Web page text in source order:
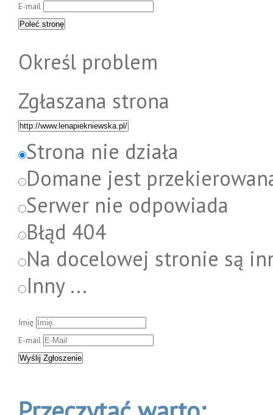
E-mail
Określ problem
Zgłaszana strona
Strona nie działa
Domane jest
Serwer nie odpowiada
Błąd 404
Na docelowej stronie są
Inny ...
Imię
E-mail